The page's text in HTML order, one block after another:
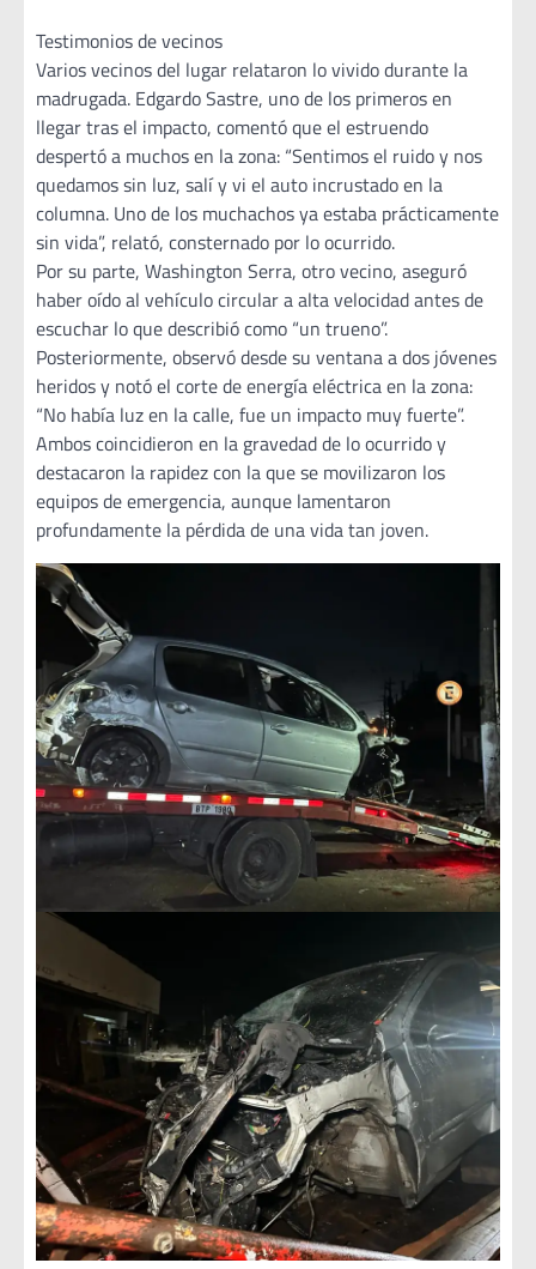
Testimonios de vecinos
Varios vecinos del lugar relataron lo vivido durante la
madrugada. Edgardo Sastre, uno de los primeros en
llegar tras el impacto, comentó que el estruendo
despertó a muchos en la zona: “Sentimos el ruido y nos
quedamos sin luz, salí y vi el auto incrustado en la
columna. Uno de los muchachos ya estaba prácticamente
sin vida”, relató, consternado por lo ocurrido.
Por su parte, Washington Serra, otro vecino, aseguró
haber oído al vehículo circular a alta velocidad antes de
escuchar lo que describió como “un trueno”.
Posteriormente, observó desde su ventana a dos jóvenes
heridos y notó el corte de energía eléctrica en la zona:
“No había luz en la calle, fue un impacto muy fuerte”.
Ambos coincidieron en la gravedad de lo ocurrido y
destacaron la rapidez con la que se movilizaron los
equipos de emergencia, aunque lamentaron
profundamente la pérdida de una vida tan joven.